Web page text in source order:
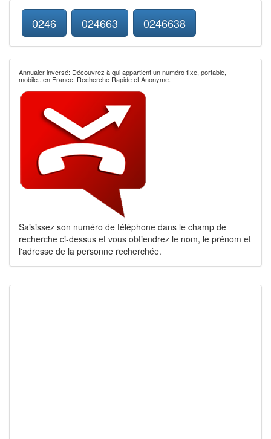
0246 024663 0246638
Annuaier inversé: Découvrez à qui appartient un numéro fixe, portable,
mobile...en France. Recherche Rapide et Anonyme.
Saisissez son numéro de téléphone dans le champ de
recherche ci-dessus et vous obtiendrez le nom, le prénom et
l'adresse de la personne recherchée.